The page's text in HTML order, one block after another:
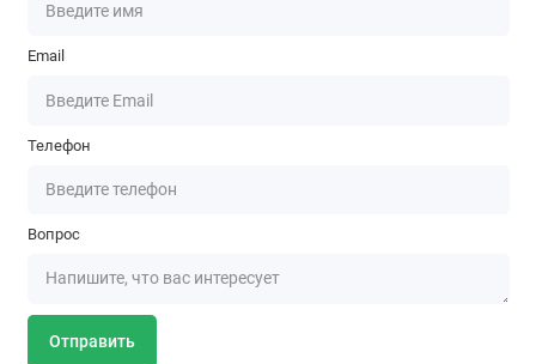
Email
Телефон
Вопрос
Отправить